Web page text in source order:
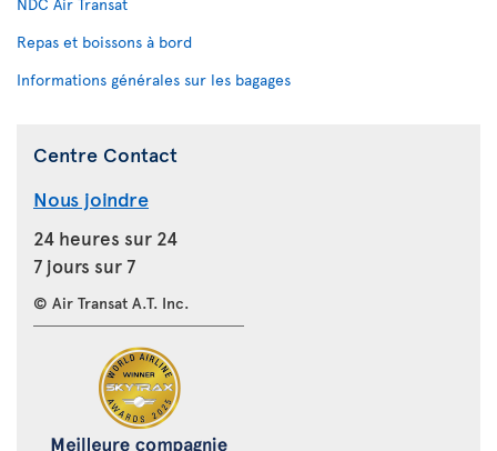
Repas et boissons à bord
Informations générales sur les bagages
Centre Contact
Nous joindre
24 heures sur 24
7 jours sur 7
© Air Transat A.T. Inc.